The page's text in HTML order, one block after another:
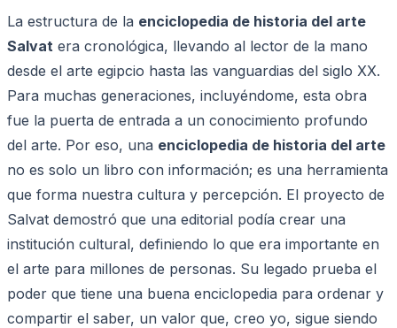
La estructura de la enciclopedia de historia del arte
Salvat era cronológica, llevando al lector de la mano
desde el arte egipcio hasta las vanguardias del siglo XX.
Para muchas generaciones, incluyéndome, esta obra
fue la puerta de entrada a un conocimiento profundo
del arte. Por eso, una enciclopedia de historia del arte
no es solo un libro con información; es una herramienta
que forma nuestra cultura y percepción. El proyecto de
Salvat demostró que una editorial podía crear una
institución cultural, definiendo lo que era importante en
el arte para millones de personas. Su legado prueba el
poder que tiene una buena enciclopedia para ordenar y
compartir el saber, un valor que, creo yo, sigue siendo